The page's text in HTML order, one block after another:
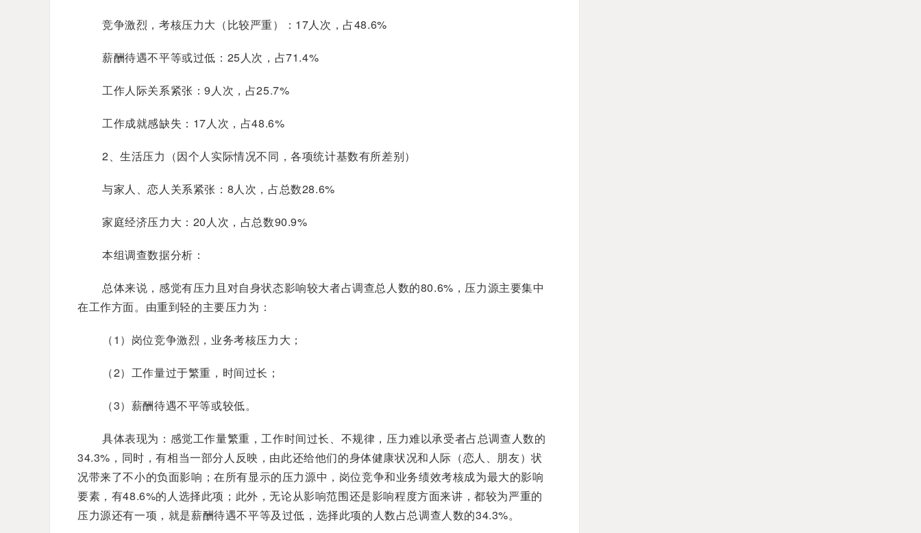
竞争激烈，考核压力大（比较严重）：17人次，占48.6%
薪酬待遇不平等或过低：25人次，占71.4%
工作人际关系紧张：9人次，占25.7%
工作成就感缺失：17人次，占48.6%
2、生活压力（因个人实际情况不同，各项统计基数有所差别）
与家人、恋人关系紧张：8人次，占总数28.6%
家庭经济压力大：20人次，占总数90.9%
本组调查数据分析：
总体来说，感觉有压力且对自身状态影响较大者占调查总人数的80.6%，压力源主要集中
在工作方面。由重到轻的主要压力为：
（1）岗位竞争激烈，业务考核压力大；
（2）工作量过于繁重，时间过长；
（3）薪酬待遇不平等或较低。
具体表现为：感觉工作量繁重，工作时间过长、不规律，压力难以承受者占总调查人数的
34.3%，同时，有相当一部分人反映，由此还给他们的身体健康状况和人际（恋人、朋友）状
况带来了不小的负面影响；在所有显示的压力源中，岗位竞争和业务绩效考核成为最大的影响
要素，有48.6%的人选择此项；此外，无论从影响范围还是影响程度方面来讲，都较为严重的
压力源还有一项，就是薪酬待遇不平等及过低，选择此项的人数占总调查人数的34.3%。